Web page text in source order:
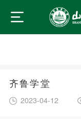
齐鲁学堂
2023-04-12